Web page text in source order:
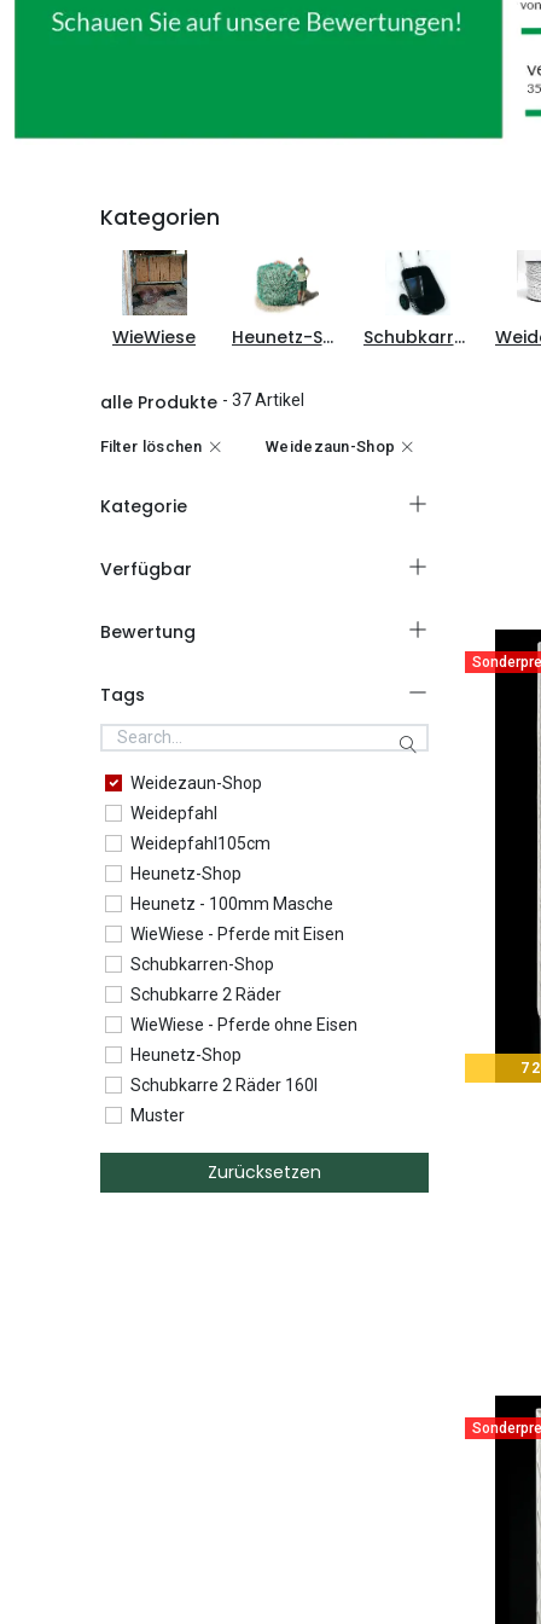
Kategorien
WieWiese Heunetz-Shop Schubkarren-Shop
alle Produkte - 37 Artikel
Filter löschen Weidezaun-Shop
Kategorie
Verfügbar
Bewertung
Tags
Weidezaun-Shop
Weidepfahl
Weidepfahl105cm
Heunetz-Shop
Heunetz - 100mm Masche
WieWiese - Pferde mit Eisen
Schubkarren-Shop
Schubkarre 2 Räder
WieWiese - Pferde ohne Eisen
Heunetz-Shop
Schubkarre 2 Räder 160l
Muster
Weidepfahl160cm
Zurücksetzen